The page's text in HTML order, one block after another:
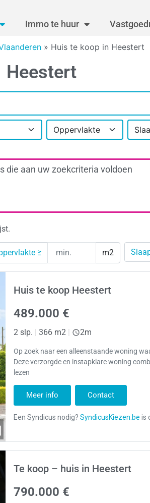
Immo te huur
» Huis te koop in Heestert
Heestert
Oppervlakte
die aan uw zoekcriteria voldoen
≥ m2
Huis te koop Heestert
489.000 €
2 slp. 366 m2 2m
Op zoek naar een alleenstaande woning
Deze verzorgde en instapklare woning
lezen
Meer info Contact
Te koop – huis in Heestert
790.000 €